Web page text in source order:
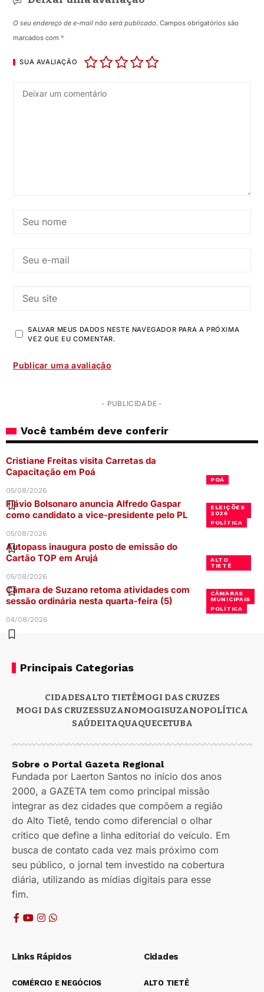
O seu endereço de e-mail não será publicado. Campos obrigatórios são
marcados com*
SUA AVALIAÇÃO
SALVAR MEUS DADOS NESTE NAVEGADOR PARA A PRÓXIMA
VEZ QUE EU COMENTAR.
- PUBLICIDADE -
Você também deve conferir
POÁ
Cristiane Freitas visita Carretas da
Capacitação em Poá
05/08/2026
ELEIÇÕES
2026
POLÍTICA
Flávio Bolsonaro anuncia Alfredo Gaspar
como candidato a vice-presidente pelo PL
05/08/2026
ALTO
TIETÊ
Autopass inaugura posto de emissão do
Cartão TOP em Arujá
05/08/2026
CÂMARAS
MUNICIPAIS
POLÍTICA
Câmara de Suzano retoma atividades com
sessão ordinária nesta quarta-feira (5)
04/08/2026
Principais Categorias
CIDADESALTO TIETÊMOGI DAS CRUZES
MOGI DAS CRUZESSUZANOMOGISUZANOPOLÍTICA
SAÚDEITAQUAQUECETUBA
Sobre o Portal Gazeta Regional
Fundada por Laerton Santos no início dos anos
2000, a GAZETA tem como principal missão
integrar as dez cidades que compõem a região
do Alto Tietê, tendo como diferencial o olhar
crítico que define a linha editorial do veículo. Em
busca de contato cada vez mais próximo com
seu público, o jornal tem investido na cobertura
diária, utilizando as mídias digitais para esse
fim.
Links Rápidos
COMÉRCIO E NEGÓCIOS
Cidades
ALTO TIETÊ